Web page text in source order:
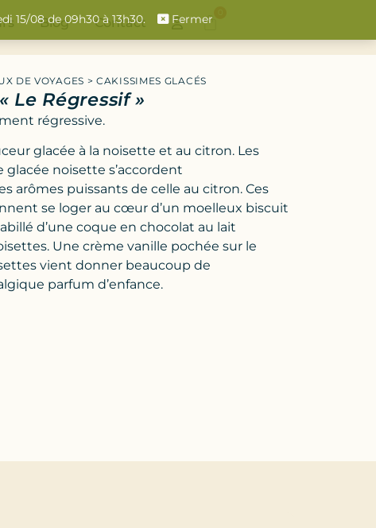
Blog Contact
DE VOYAGES > CAKISSIMES GLACÉS
Le Régressif »
régressive.
glacée à la noisette et au citron. Les
noisette s’accordent
arômes puissants de celle au citron. Ces
se loger au cœur d’un moelleux biscuit
d’une coque en chocolat au lait
Une crème vanille pochée sur le
vient donner beaucoup de
parfum d’enfance.
15/08 de 09h30 à 13h30. Fermer